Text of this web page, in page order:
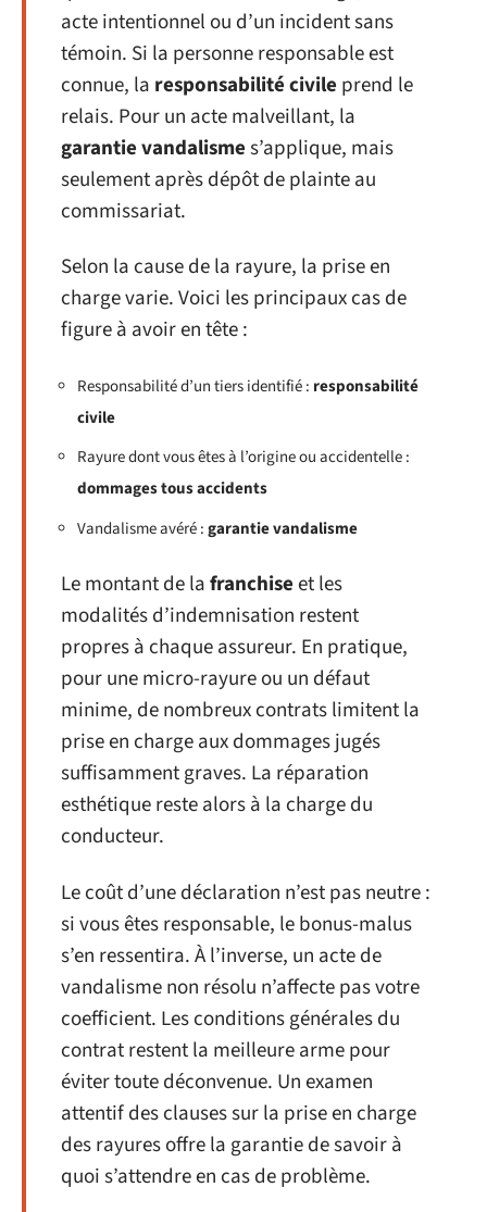
acte intentionnel ou d’un incident sans
témoin. Si la personne responsable est
connue, la responsabilité civile prend le
relais. Pour un acte malveillant, la
garantie vandalismes’applique, mais
seulement après dépôt de plainte au
commissariat.
Selon la cause de la rayure, la prise en
charge varie. Voici les principaux cas de
figure à avoir en tête :
Responsabilité d’un tiers identifié : responsabilité
civile
Rayure dont vous êtes à l’origine ou accidentelle :
dommages tous accidents
Vandalisme avéré :garantie vandalisme
Le montant de lafranchiseet les
modalités d’indemnisation restent
propres à chaque assureur. En pratique,
pour une micro-rayure ou un défaut
minime, de nombreux contrats limitent la
prise en charge aux dommages jugés
suffisamment graves. La réparation
esthétique reste alors à la charge du
conducteur.
Le coût d’une déclaration n’est pas neutre :
si vous êtes responsable, le bonus-malus
s’en ressentira. À l’inverse, un acte de
vandalisme non résolu n’affecte pas votre
coefficient. Les conditions générales du
contrat restent la meilleure arme pour
éviter toute déconvenue. Un examen
attentif des clauses sur la prise en charge
des rayures offre la garantie de savoir à
quoi s’attendre en cas de problème.